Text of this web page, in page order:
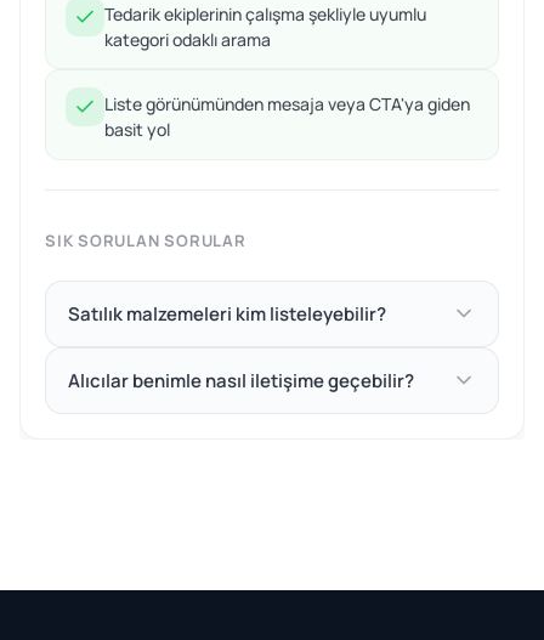
Tedarik ekiplerinin çalışma şekliyle uyumlu
kategori odaklı arama
Liste görünümünden mesaja veya CTA'ya giden
basit yol
SIK SORULAN SORULAR
Satılık malzemeleri kim listeleyebilir?
Alıcılar benimle nasıl iletişime geçebilir?